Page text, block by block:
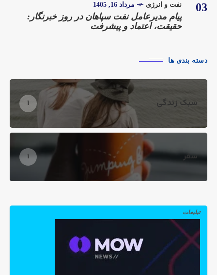
03 نفت و انرژی مرداد 16, 1405
پیام مدیرعامل نفت سپاهان در روز خبرنگار:
حقیقت، اعتماد و پیشرفت
دسته بندی ها
سبک زندگی 1
سفر 1
تبلیغات